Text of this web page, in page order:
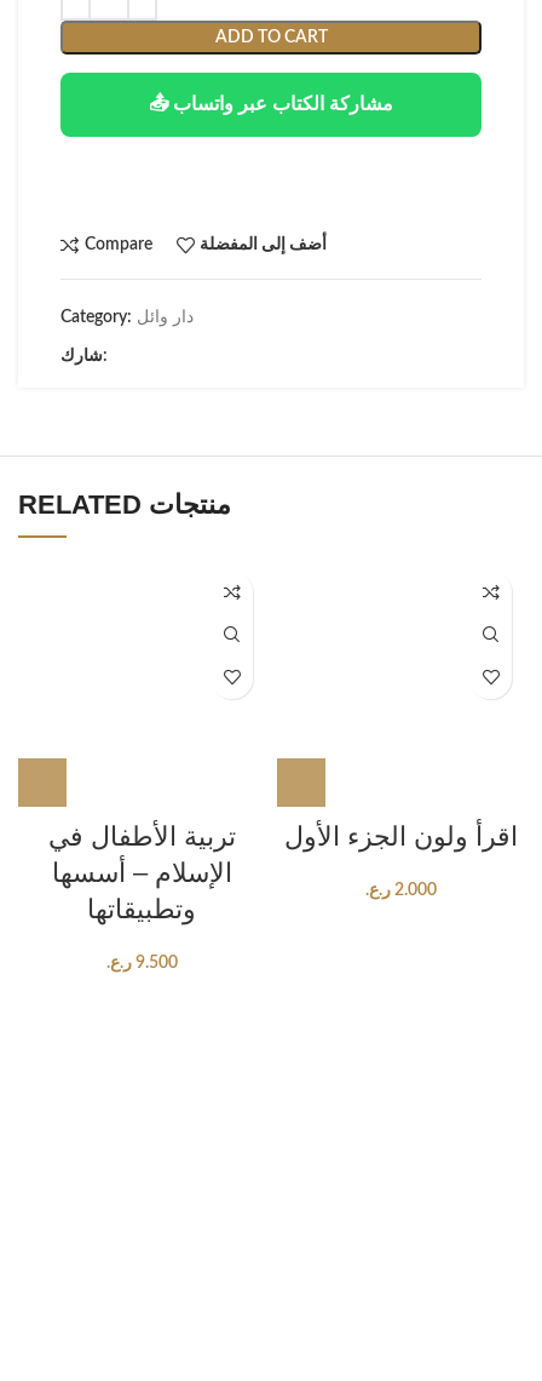
ADD TO CART
📤 مشاركة الكتاب عبر واتساب
Compare أضف إلى المفضلة
Category: دار وائل
شارك:
RELATED منتجات
تربية الأطفال في
الإسلام – أسسها
وتطبيقاتها
9.500 ر.ع.
اقرأ ولون الجزء الأول
2.000 ر.ع.